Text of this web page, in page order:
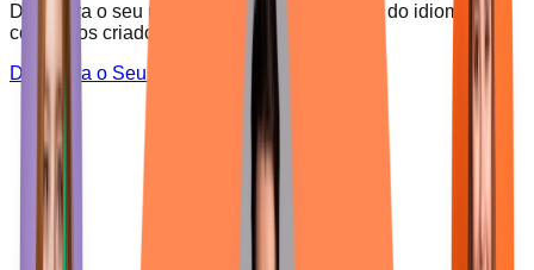
Descubra o seu nível e ultrapasse a barreira do idioma com
conteúdos criados especialmente para si.
Descubra o Seu Nível